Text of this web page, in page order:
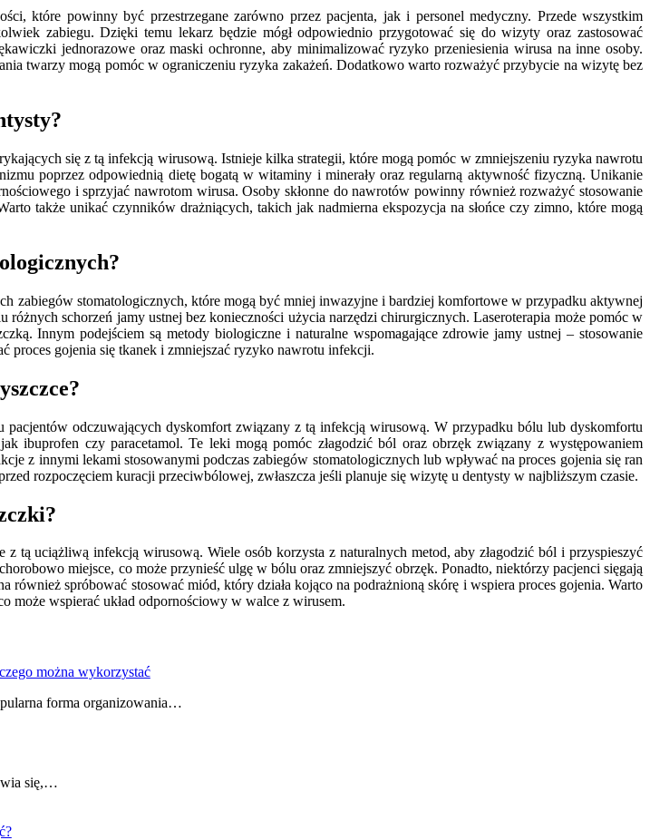
które powinny być przestrzegane zarówno przez pacjenta, jak i personel medyczny. Przede wszystkim
zabiegu. Dzięki temu lekarz będzie mógł odpowiednio przygotować się do wizyty oraz zastosować
jednorazowe oraz maski ochronne, aby minimalizować ryzyko przeniesienia wirusa na inne osoby.
twarzy mogą pomóc w ograniczeniu ryzyka zakażeń. Dodatkowo warto rozważyć przybycie na wizytę bez
się z tą infekcją wirusową. Istnieje kilka strategii, które mogą pomóc w zmniejszeniu ryzyka nawrotu
poprzez odpowiednią dietę bogatą w witaminy i minerały oraz regularną aktywność fizyczną. Unikanie
i sprzyjać nawrotom wirusa. Osoby skłonne do nawrotów powinny również rozważyć stosowanie
także unikać czynników drażniących, takich jak nadmierna ekspozycja na słońce czy zimno, które mogą
zabiegów stomatologicznych, które mogą być mniej inwazyjne i bardziej komfortowe w przypadku aktywnej
schorzeń jamy ustnej bez konieczności użycia narzędzi chirurgicznych. Laseroterapia może pomóc w
Innym podejściem są metody biologiczne i naturalne wspomagające zdrowie jamy ustnej – stosowanie
proces gojenia się tkanek i zmniejszać ryzyko nawrotu infekcji.
odczuwających dyskomfort związany z tą infekcją wirusową. W przypadku bólu lub dyskomfortu
ibuprofen czy paracetamol. Te leki mogą pomóc złagodzić ból oraz obrzęk związany z występowaniem
z innymi lekami stosowanymi podczas zabiegów stomatologicznych lub wpływać na proces gojenia się ran
rozpoczęciem kuracji przeciwbólowej, zwłaszcza jeśli planuje się wizytę u dentysty w najbliższym czasie.
tą uciążliwą infekcją wirusową. Wiele osób korzysta z naturalnych metod, aby złagodzić ból i przyspieszyć
miejsce, co może przynieść ulgę w bólu oraz zmniejszyć obrzęk. Ponadto, niektórzy pacjenci sięgają
spróbować stosować miód, który działa kojąco na podrażnioną skórę i wspiera proces gojenia. Warto
może wspierać układ odpornościowy w walce z wirusem.
można wykorzystać
forma organizowania…
się,…